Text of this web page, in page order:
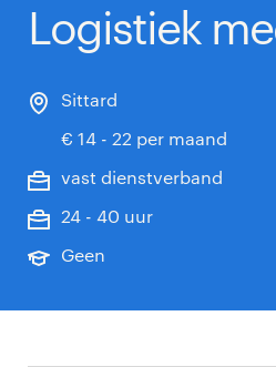
Logistiek
Sittard
€ 14 - 22 per maand
vast dienstverband
24 - 40 uur
Geen